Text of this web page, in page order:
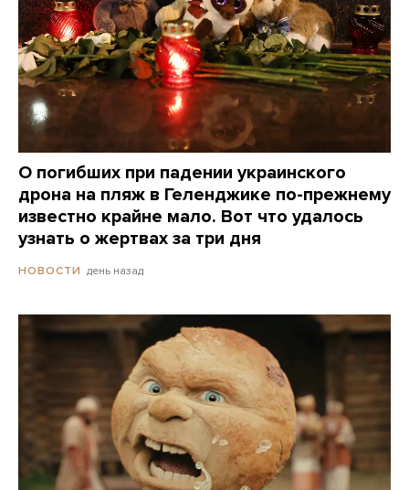
О погибших при падении украинского
дрона на пляж в Геленджике по-прежнему
известно крайне мало. Вот что удалось
узнать о жертвах за три дня
НОВОСТИ день назад